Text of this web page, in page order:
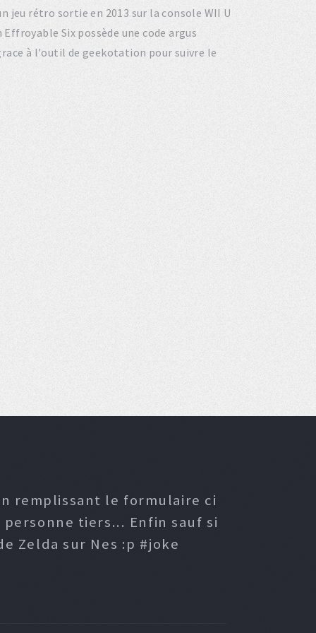
jeu rétro sortie en 2013 sur la console WII U
Six possède une code argus
à l'outil de geekotation pour suivre le
remplissant le formulaire ci
tiers... Enfin sauf si
Zelda sur Nes :p #joke